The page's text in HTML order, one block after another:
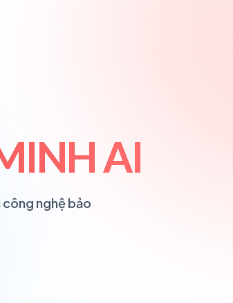
AI
nghệ bảo